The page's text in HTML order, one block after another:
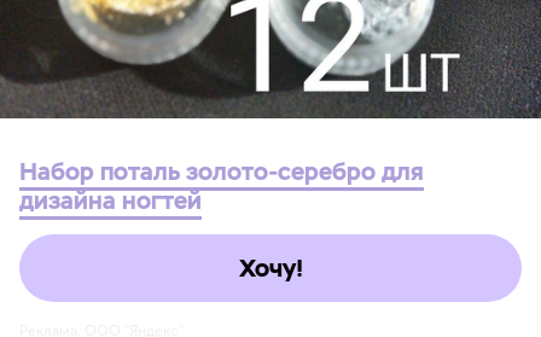
Набор поталь золото-серебро для
дизайна ногтей
Хочу!